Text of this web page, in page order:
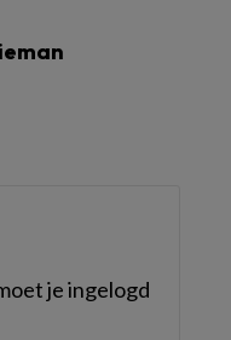
je ingelogd